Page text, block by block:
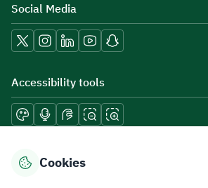
Social Media
Accessibility tools
Download mobile applications
Cookies